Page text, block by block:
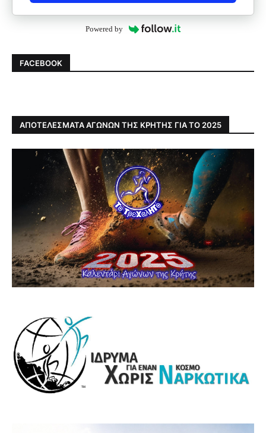
Powered by
FACEBOOK
ΑΠΟΤΕΛΕΣΜΑΤΑ ΑΓΩΝΩΝ ΤΗΣ ΚΡΗΤΗΣ ΓΙΑ ΤΟ 2025